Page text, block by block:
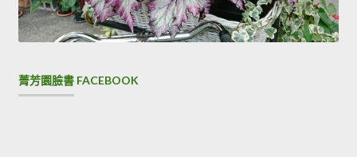
菁芳園臉書 FACEBOOK